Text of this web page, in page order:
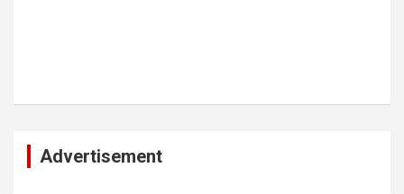
Advertisement